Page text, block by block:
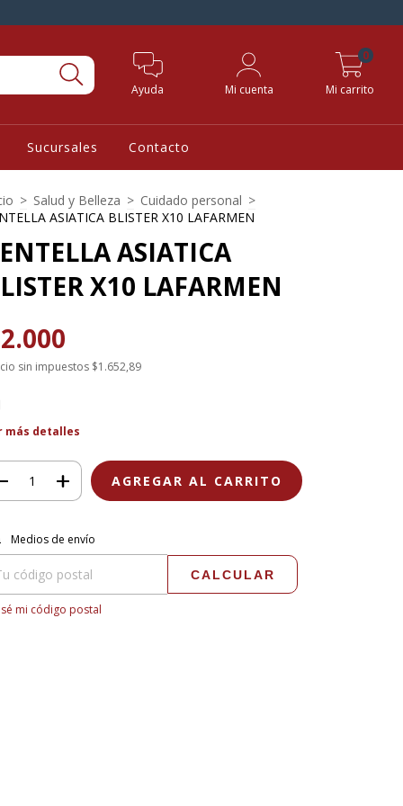
Ayuda Mi cuenta Mi carrito
0
Sucursales Contacto
> Salud y Belleza > Cuidado personal >
ASIATICA BLISTER X10 LAFARMEN
ASIATICA
X10 LAFARMEN
sin impuestos $1.652,89
más detalles
para el CP:
Medios de envío
CALCULAR
mi código postal